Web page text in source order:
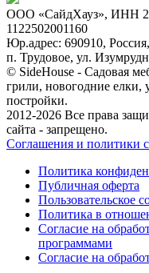
ООО «СайдХауз», ИНН
1122502001160
Юр.адрес: 690910,
п. Трудовое, ул.
© SideHouse - Садовая
грили, новогодние елки,
постройки.
2012-2026 Все права
сайта - запрещено.
Соглашения и политики
Политика
Публичная оферта
Пользовательское
Политика в
Согласие на
программами
Согласие на